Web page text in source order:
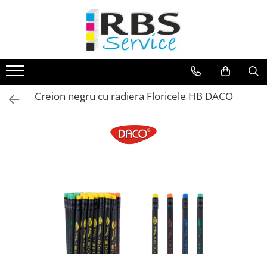
Echipamente de printare
Imprimante
Format mare - plotter
Imprimante termice portabile
Multifunctionale Laser
Multifunctionale LED
Scanere de birou
Creion negru cu radiera Floricele HB DACO